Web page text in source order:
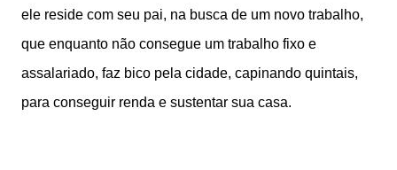
ele reside com seu pai, na busca de um novo trabalho,
que enquanto não consegue um trabalho fixo e
assalariado, faz bico pela cidade, capinando quintais,
para conseguir renda e sustentar sua casa.